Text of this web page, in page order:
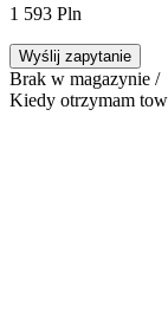
1 593 Pln
Wyślij zapytanie
Brak w magazynie /
Kiedy otrzymam